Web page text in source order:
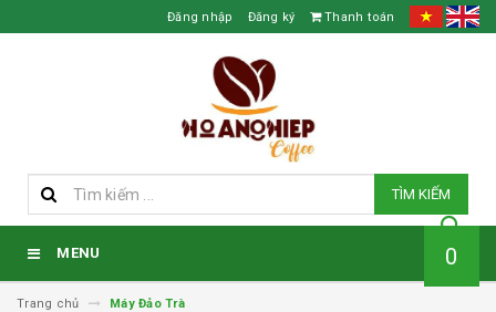
Đăng nhập Đăng ký Thanh toán
TÌM KIẾM
MENU 0
Trang chủ Máy Đảo Trà